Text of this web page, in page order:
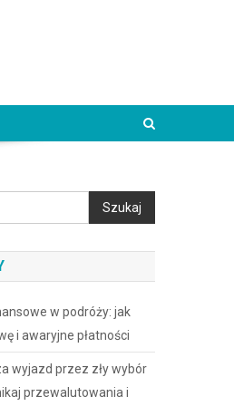
Szukaj
w podróży: jak
i awaryjne płatności
wyjazd przez zły wybór
przewalutowania i